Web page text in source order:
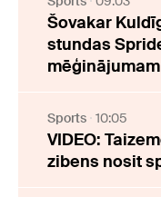
Šovakar
stundas
mēģinājumam
Sports 10:05
VIDEO:
zibens nosit